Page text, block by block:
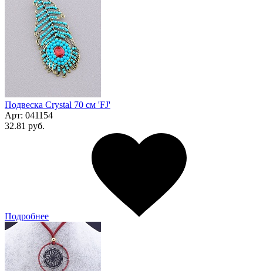
Подвеска Сrystal 70 см 'FJ'
Арт: 041154
32.81 руб.
Подробнее